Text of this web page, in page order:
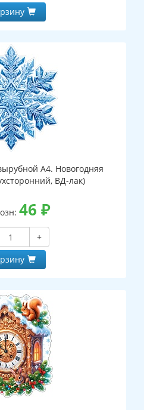
А4. Новогодняя
ВД-лак)
46 ₽
+